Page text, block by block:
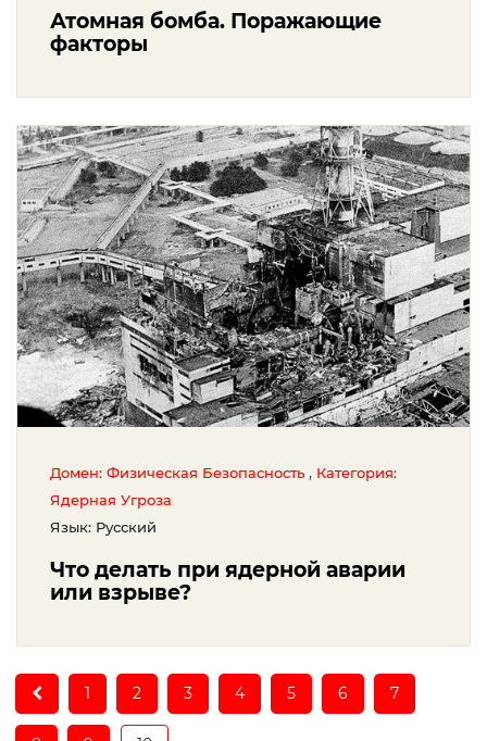
Атомная бомба. Поражающие
факторы
Домен: Физическая Безопасность , Категория:
Ядерная Угроза
Язык: Русский
Что делать при ядерной аварии
или взрыве?
1 2 3 4 5 6 7